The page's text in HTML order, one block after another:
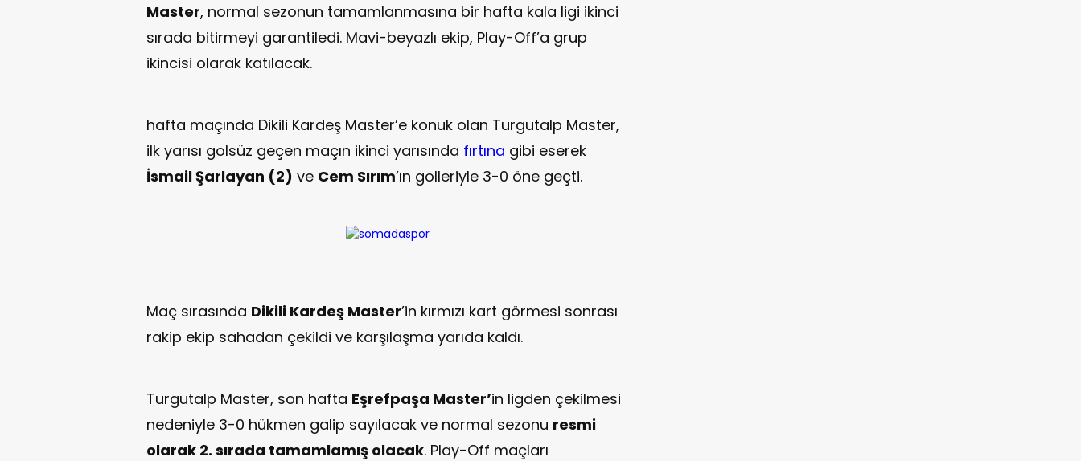
Master, normal sezonun tamamlanmasına bir hafta kala ligi ikinci
sırada bitirmeyi garantiledi. Mavi-beyazlı ekip, Play-Off’a grup
ikincisi olarak katılacak.
hafta maçında Dikili Kardeş Master’e konuk olan Turgutalp Master,
ilk yarısı golsüz geçen maçın ikinci yarısında fırtına gibi eserek
İsmail Şarlayan (2) ve Cem Sırım’ın golleriyle 3-0 öne geçti.
Maç sırasında Dikili Kardeş Master’in kırmızı kart görmesi sonrası
rakip ekip sahadan çekildi ve karşılaşma yarıda kaldı.
Turgutalp Master, son hafta Eşrefpaşa Master’in ligden çekilmesi
nedeniyle 3-0 hükmen galip sayılacak ve normal sezonu resmi
olarak 2. sırada tamamlamış olacak. Play-Off maçları